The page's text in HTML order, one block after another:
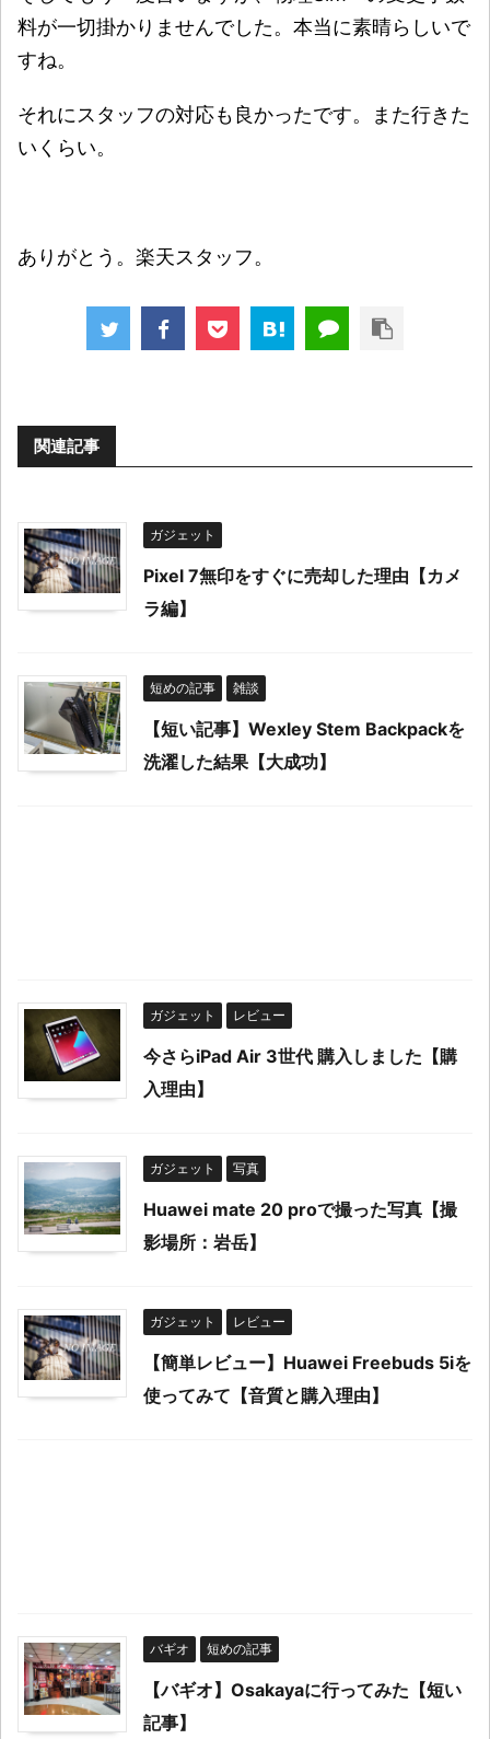
料が一切掛かりませんでした。本当に素晴らしいで
すね。
それにスタッフの対応も良かったです。また行きた
いくらい。
ありがとう。楽天スタッフ。
関連記事
ガジェット
Pixel 7無印をすぐに売却した理由【カメ
ラ編】
短めの記事 雑談
【短い記事】Wexley Stem Backpackを
洗濯した結果【大成功】
ガジェット レビュー
今さらiPad Air 3世代 購入しました【購
入理由】
ガジェット 写真
Huawei mate 20 proで撮った写真【撮
影場所：岩岳】
ガジェット レビュー
【簡単レビュー】Huawei Freebuds 5iを
使ってみて【音質と購入理由】
バギオ 短めの記事
【バギオ】Osakayaに行ってみた【短い
記事】